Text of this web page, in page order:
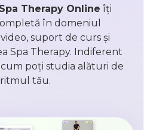
Spa Therapy Online îți
în domeniul
suport de curs și
Spa Therapy. Indiferent
poți studia alături de
tău.